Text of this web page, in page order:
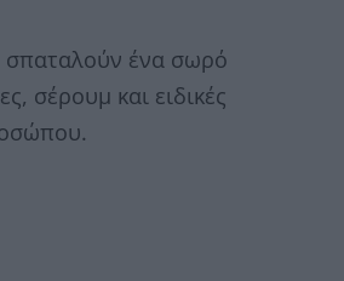
σπαταλούν ένα σωρό
σέρουμ και ειδικές